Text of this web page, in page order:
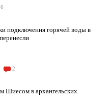
подключения горячей воды в
2
Шиесом в архангельских